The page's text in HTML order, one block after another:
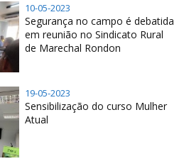
10-05-2023
Segurança no campo é debatida
em reunião no Sindicato Rural
de Marechal Rondon
19-05-2023
Sensibilização do curso Mulher
Atual